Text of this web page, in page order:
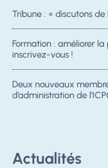
Tribune : « discutons
Formation : améliorer
inscrivez-vous !
Deux nouveaux
d’administration de
Actualités